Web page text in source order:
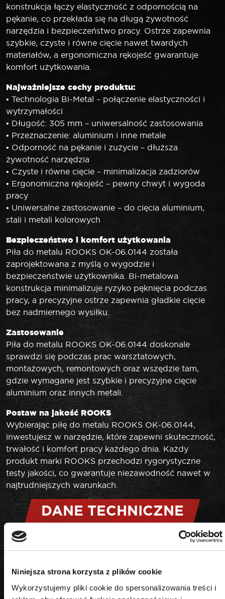
Niniejsza strona korzysta z plików cookie
Wykorzystujemy pliki cookie do spersonalizowania treści i
konstrukcja łączy elastyczność z odpornością na
pękanie, co przekłada się na długą żywotność
narzędzia i bezpieczeństwo pracy. Ostrze zapewnia
szybkie, czyste i równe cięcie nawet twardych
materiałów, a ergonomiczna rękojeść gwarantuje
komfort użytkowania.
Najważniejsze cechy produktu:
• Technologia Bi-Metal – połączenie elastyczności i
wytrzymałości
• Długość: 305 mm – uniwersalność zastosowania
• Przeznaczenie: aluminium i inne metale
• Odporność na pękanie i zużycie – dłuższa
żywotność narzędzia
• Czyste i równe cięcie – minimalizacja zadziorów
• Ergonomiczna rękojeść – pewny chwyt i wygoda
pracy
• Uniwersalne zastosowanie – do cięcia aluminium,
stali i metali kolorowych
Bezpieczeństwo i komfort użytkowania
Piła do metalu ROOKS OK-06.0144 została
zaprojektowana z myślą o wygodzie i
bezpieczeństwie użytkownika. Bi-metalowa
konstrukcja minimalizuje ryzyko pęknięcia podczas
pracy, a precyzyjne ostrze zapewnia gładkie cięcie
bez nadmiernego wysiłku.
Zastosowanie
Piła do metalu ROOKS OK-06.0144 doskonale
sprawdzi się podczas prac warsztatowych,
montażowych, remontowych oraz wszędzie tam,
gdzie wymagane jest szybkie i precyzyjne cięcie
aluminium oraz innych metali.
Postaw na jakość ROOKS
Wybierając piłę do metalu ROOKS OK-06.0144,
inwestujesz w narzędzie, które zapewni skuteczność,
trwałość i komfort pracy każdego dnia. Każdy
produkt marki ROOKS przechodzi rygorystyczne
testy jakości, co gwarantuje niezawodność nawet w
najtrudniejszych warunkach.
DANE TECHNICZNE
Długość
305 mm